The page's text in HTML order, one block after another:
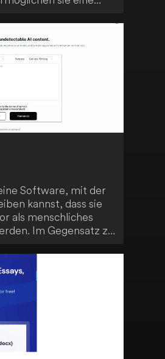
API kannst du
solchen Angriffen
Software, mit der
kannst, dass sie
als menschliches
Im Gegensatz zu
Methode,
zu
deiner
Profitiere von
qualitativ
Zeit- und
gesteigerter